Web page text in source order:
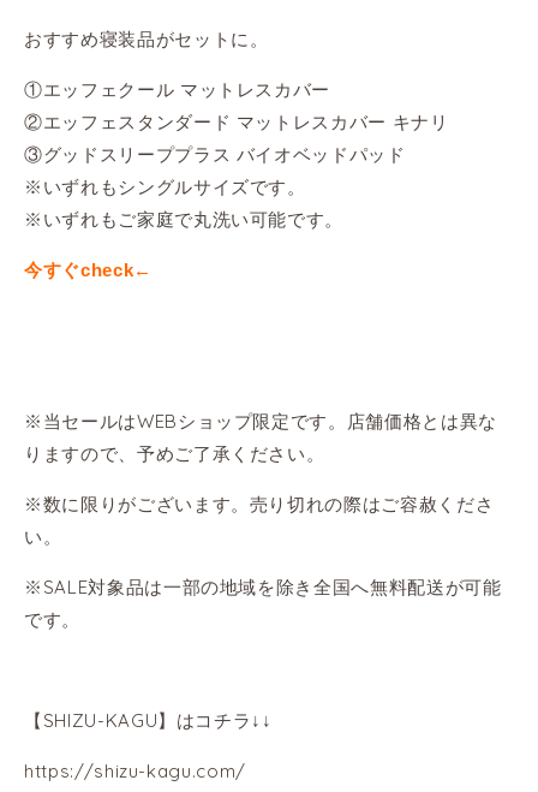
おすすめ寝装品がセットに。
①エッフェクール マットレスカバー
②エッフェスタンダード マットレスカバー キナリ
③グッドスリーププラス バイオベッドパッド
※いずれもシングルサイズです。
※いずれもご家庭で丸洗い可能です。
今すぐcheck←
※当セールはWEBショップ限定です。店舗価格とは異な
りますので、予めご了承ください。
※数に限りがございます。売り切れの際はご容赦くださ
い。
※SALE対象品は一部の地域を除き全国へ無料配送が可能
です。
【SHIZU-KAGU】はコチラ↓↓
https://shizu-kagu.com/